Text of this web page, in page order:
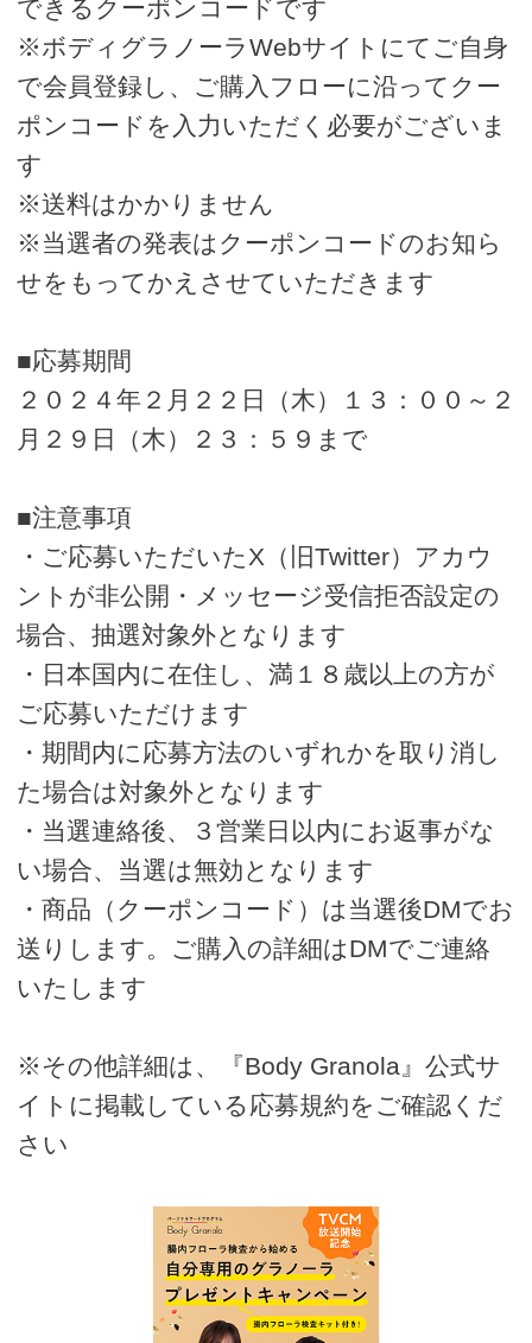
できるクーポンコードです
※ボディグラノーラWebサイトにてご自身
で会員登録し、ご購入フローに沿ってクー
ポンコードを入力いただく必要がございま
す
※送料はかかりません
※当選者の発表はクーポンコードのお知ら
せをもってかえさせていただきます
■応募期間
２０２４年２月２２日（木）１３：００～２
月２９日（木）２３：５９まで
■注意事項
・ご応募いただいたX（旧Twitter）アカウ
ントが非公開・メッセージ受信拒否設定の
場合、抽選対象外となります
・日本国内に在住し、満１８歳以上の方が
ご応募いただけます
・期間内に応募方法のいずれかを取り消し
た場合は対象外となります
・当選連絡後、３営業日以内にお返事がな
い場合、当選は無効となります
・商品（クーポンコード）は当選後DMでお
送りします。ご購入の詳細はDMでご連絡
いたします
※その他詳細は、『Body Granola』公式サ
イトに掲載している応募規約をご確認くだ
さい